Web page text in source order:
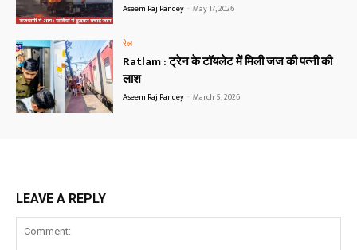
Aseem Raj Pandey - May 17, 2026
रेल
Ratlam : ट्रेन के टॉयलेट में मिली जज की पत्नी की
लाश
Aseem Raj Pandey - March 5, 2026
LEAVE A REPLY